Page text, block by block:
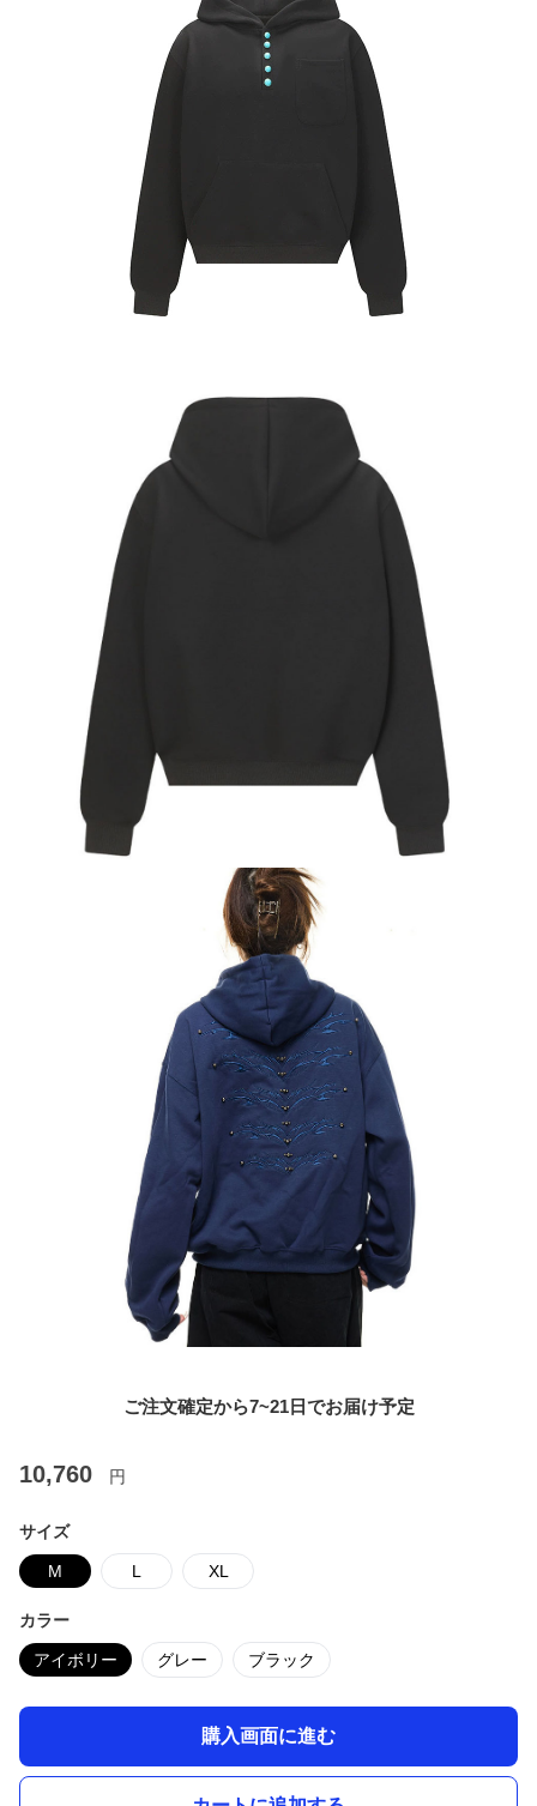
ご注文確定から7~21日でお届け予定
10,760 円
サイズ
M L XL
カラー
アイボリー グレー ブラック
購入画面に進む